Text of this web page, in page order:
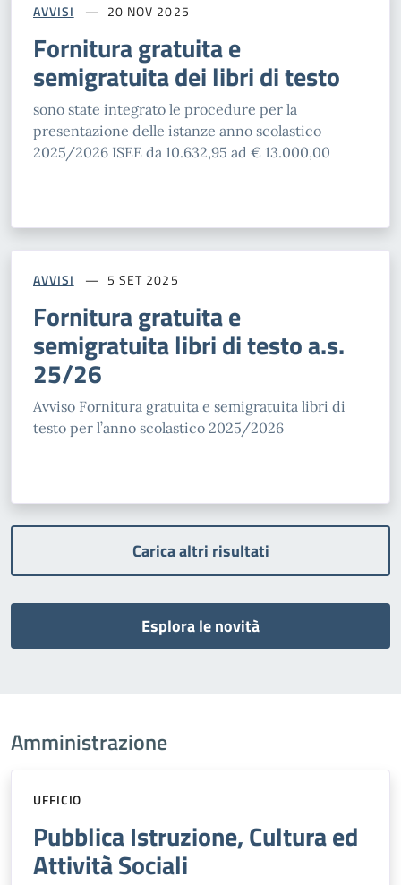
AVVISI 20 NOV 2025
Fornitura gratuita e
semigratuita dei libri di testo
sono state integrato le procedure per la
presentazione delle istanze anno scolastico
2025/2026 ISEE da 10.632,95 ad € 13.000,00
AVVISI 5 SET 2025
Fornitura gratuita e
semigratuita libri di testo a.s.
25/26
Avviso Fornitura gratuita e semigratuita libri di
testo per l’anno scolastico 2025/2026
Carica altri risultati
Esplora le novità
Amministrazione
UFFICIO
Pubblica Istruzione, Cultura ed
Attività Sociali